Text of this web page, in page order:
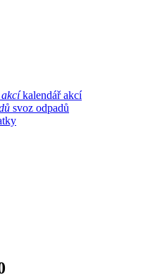
kalendář akcí
svoz odpadů